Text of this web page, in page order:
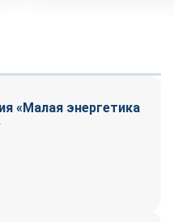
«Малая энергетика